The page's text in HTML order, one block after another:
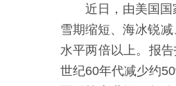
近日，由美国
雪期缩短、海冰锐
水平两倍以上。报
世纪60年代减少约